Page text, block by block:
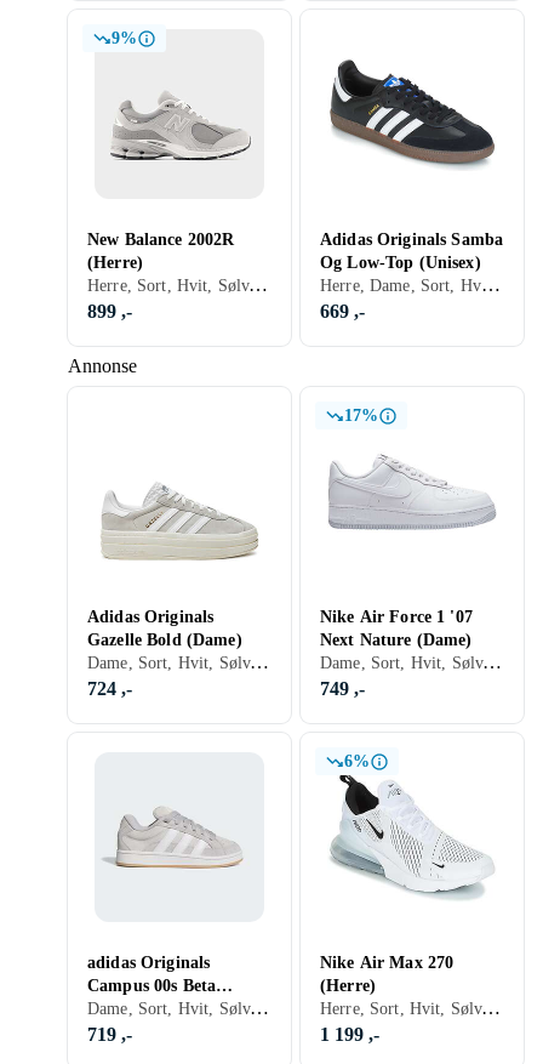
Annonse
9%
New Balance 2002R
(Herre)
Herre, Sort, Hvit, Sølv, Grå, Turkis, Brun, Blå, Rød, Gul, Oransje, Grønn, Beige, Rosa, Lilla, Khaki, Lisser
899 ,-
Adidas Originals Samba
Og Low-Top (Unisex)
Herre, Dame, Sort, Hvit, Sølv, Grå, Brun, Blå, Rød, Gul, Oransje, Grønn, Beige, Rosa, Lilla, Khaki, Lisser, Adidas Originals Samba
669 ,-
Adidas Originals
Gazelle Bold (Dame)
Dame, Sort, Hvit, Sølv, Grå, Turkis, Brun, Blå, Rød, Gul, Oransje, Grønn, Beige, Rosa, Lilla, Lisser, Adidas Originals Gazelle
724 ,-
17%
Nike Air Force 1 '07
Next Nature (Dame)
Dame, Sort, Hvit, Sølv, Grå, Brun, Blå, Rød, Oransje, Grønn, Beige, Rosa, Lilla, Lisser, Nike Air Force 1
749 ,-
adidas Originals
Campus 00s Beta
(Women's)
Dame, Sort, Hvit, Sølv, Grå, Brun, Blå, Rød, Gul, Grønn, Beige, Rosa, Lilla, Adidas Originals Campus
719 ,-
6%
Nike Air Max 270
(Herre)
Herre, Sort, Hvit, Sølv, Grå, Turkis, Brun, Blå, Rød, Gul, Oransje, Grønn, Beige, Rosa, Lilla, Khaki, Lisser, Nike Air Max
1 199 ,-